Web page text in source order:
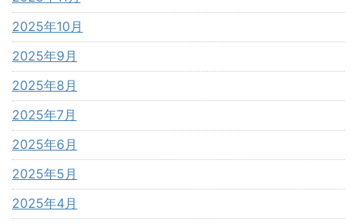
2025年10月
2025年9月
2025年8月
2025年7月
2025年6月
2025年5月
2025年4月